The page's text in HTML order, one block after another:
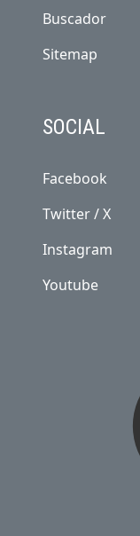
Buscador
Sitemap
SOCIAL
Facebook
Twitter / X
Instagram
Youtube